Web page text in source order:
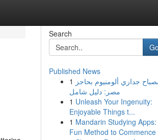
Search
Go
Published News
1 جداري ألومنيوم بحاجز
مصر: دليل شامل
1 Unleash Your Ingenuity:
Enjoyable Things t...
1 Mandarin Studying Apps:
Fun Method to Commence